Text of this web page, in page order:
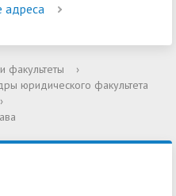
адреса
факультеты
›
юридического факультета
›